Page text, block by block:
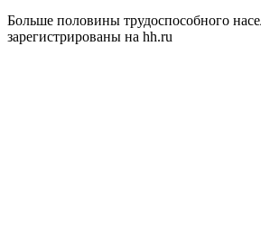
Больше половины трудоспособного
зарегистрированы на hh.ru